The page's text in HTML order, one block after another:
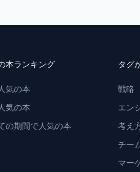
本ランキング
気の本
気の本
の期間で人気の本
タグ
戦略
エン
考え
チー
マー